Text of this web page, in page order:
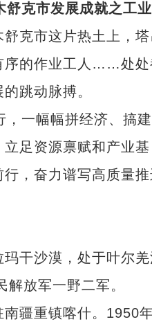
克市发展成就之工
克市这片热土上，塔
序的作业工人……处处
跳动脉搏。
一幅幅拼经济、搞
足资源禀赋和产业基
，奋力谱写高质量推
干沙漠，处于叶尔羌
放军一野二军。
疆重镇喀什。1950